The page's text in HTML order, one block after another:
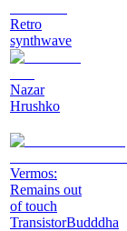
Retro
synthwave
Nazar
Hrushko
Vermos:
Remains out
of touch
TransistorBudddha